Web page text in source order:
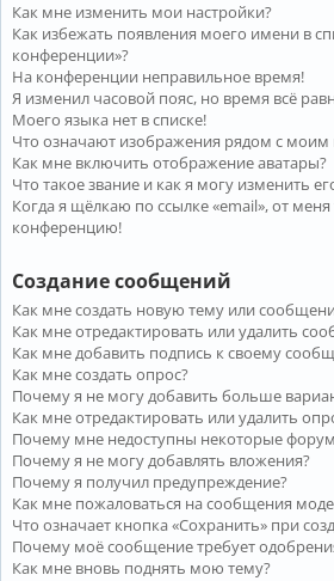
Как мне изменить мои настройки?
Как избежать появления моего имени в
конференции»?
На конференции неправильное время!
Я изменил часовой пояс, но время всё
Моего языка нет в списке!
Что означают изображения рядом с моим
Как мне включить отображение аватары?
Что такое звание и как я могу изменить
Когда я щёлкаю по ссылке «email», от
конференцию!
Создание сообщений
Как мне создать новую тему или
Как мне отредактировать или удалить
Как мне добавить подпись к своему
Как мне создать опрос?
Почему я не могу добавить больше
Как мне отредактировать или удалить
Почему мне недоступны некоторые
Почему я не могу добавлять вложения?
Почему я получил предупреждение?
Как мне пожаловаться на сообщения
Что означает кнопка «Сохранить» при
Почему моё сообщение требует
Как мне вновь поднять мою тему?